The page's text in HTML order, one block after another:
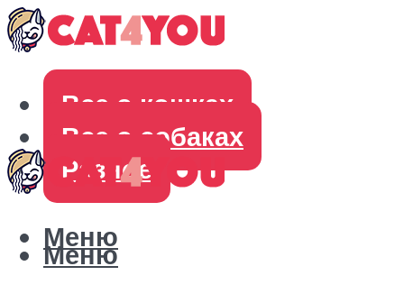
Все о кошках
Все о собаках
Разное
Меню
Меню